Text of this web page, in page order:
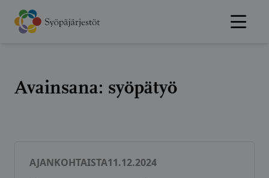
Hyppää
sisältöön
Avainsana: syöpätyö
AJANKOHTAISTA11.12.2024